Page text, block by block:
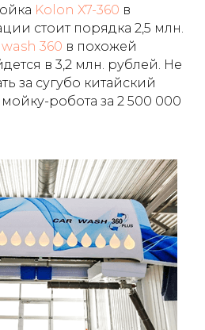
Kolon X7-360 в
стоит порядка 2,5 млн.
360 в похожей
в 3,2 млн. рублей. Не
за сугубо китайский
робота за 2 500 000